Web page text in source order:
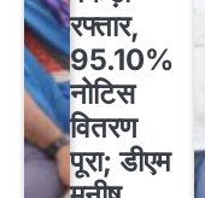
रफ्तार,
95.10%
नोटिस
वितरण
पूरा; डीएम